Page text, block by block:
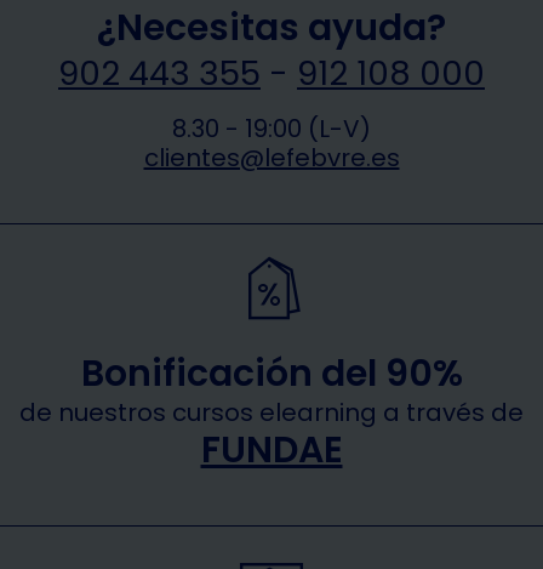
¿Necesitas ayuda?
902 443 355 - 912 108 000
8.30 - 19:00 (L-V)
clientes@lefebvre.es
Bonificación del 90%
de nuestros cursos elearning a través de
FUNDAE